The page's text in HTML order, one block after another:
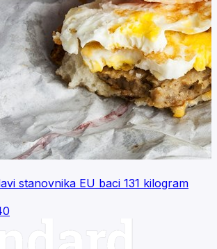
stanovnika EU baci 131 kilogram